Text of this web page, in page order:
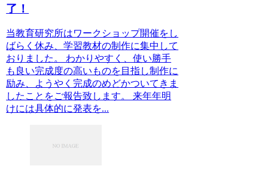
了！
当教育研究所はワークショップ開催をし
ばらく休み、学習教材の制作に集中して
おりました。 わかりやすく、使い勝手
も良い完成度の高いものを目指し制作に
励み、ようやく完成のめどかついてきま
したことをご報告致します。 来年年明
けには具体的に発表を...